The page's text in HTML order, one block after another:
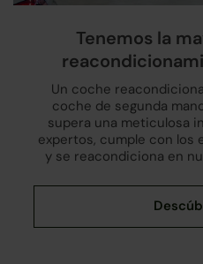
Tenemos la
Un coche
coche de segunda
supera una meticulosa
expertos, cumple con los
y se reacondiciona en